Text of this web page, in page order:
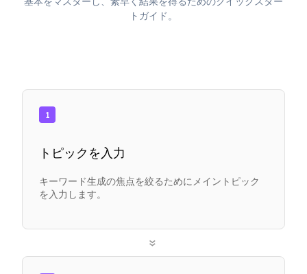
トガイド。
1
トピックを入力
キーワード生成の焦点を絞るためにメイントピック
を入力します。
»